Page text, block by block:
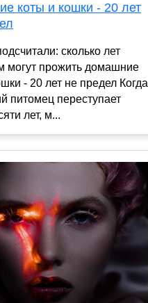
коты и кошки - 20 лет
сколько лет
могут прожить домашние
- 20 лет не предел Когда
питомец переступает
лет, м...